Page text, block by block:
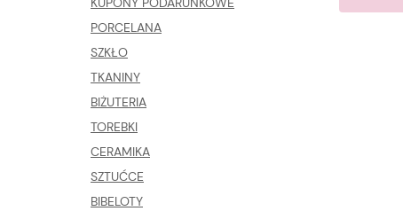
PORCELANA
SZKŁO
TKANINY
BIŻUTERIA
TOREBKI
CERAMIKA
SZTUĆCE
BIBELOTY